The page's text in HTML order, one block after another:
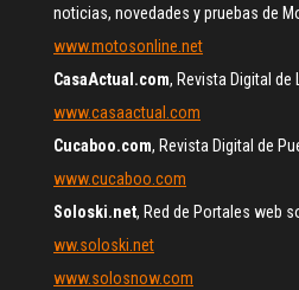
noticias, novedades y pruebas de
www.motosonline.net
CasaActual.com, Revista Digital de
www.casaactual.com
Cucaboo.com, Revista Digital de
www.cucaboo.com
Soloski.net, Red de Portales web
ww.soloski.net
www.solosnow.com